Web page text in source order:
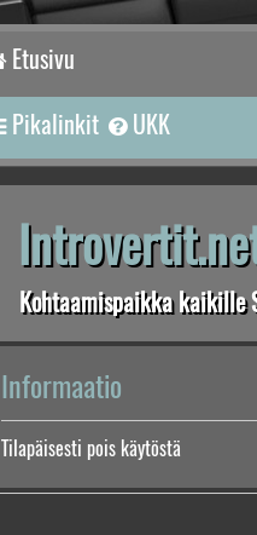
Etusivu
Pikalinkit UKK
Kohtaamispaikka kaikille
Informaatio
Tilapäisesti pois käytöstä